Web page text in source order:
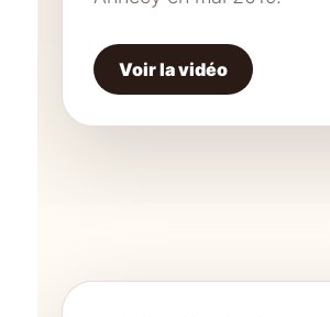
Voir la vidéo